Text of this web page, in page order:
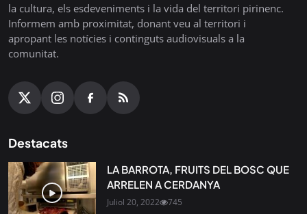
la cultura, els esdeveniments i la vida del territori pirinenc.
Informem amb proximitat, donant veu al territori i
apropant les notícies i continguts audiovisuals a la
comunitat.
Destacats
LA BARROTA, FRUITS DEL BOSC QUE
ARRELEN A CERDANYA
Juliol 20, 2022 745